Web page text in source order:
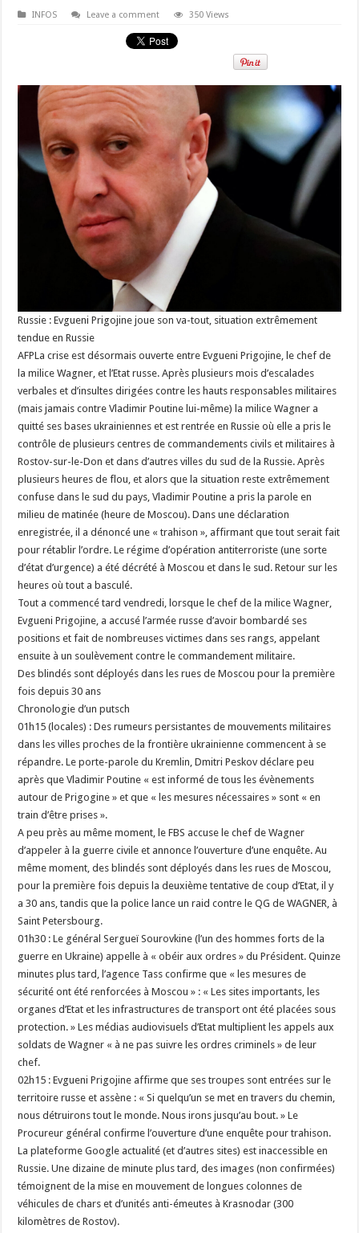
INFOS Leave a comment 350 Views
Russie : Evgueni Prigojine joue son va-tout, situation extrêmement
tendue en Russie
AFPLa crise est désormais ouverte entre Evgueni Prigojine, le chef de
la milice Wagner, et l’Etat russe. Après plusieurs mois d’escalades
verbales et d’insultes dirigées contre les hauts responsables militaires
(mais jamais contre Vladimir Poutine lui-même) la milice Wagner a
quitté ses bases ukrainiennes et est rentrée en Russie où elle a pris le
contrôle de plusieurs centres de commandements civils et militaires à
Rostov-sur-le-Don et dans d’autres villes du sud de la Russie. Après
plusieurs heures de flou, et alors que la situation reste extrêmement
confuse dans le sud du pays, Vladimir Poutine a pris la parole en
milieu de matinée (heure de Moscou). Dans une déclaration
enregistrée, il a dénoncé une « trahison », affirmant que tout serait fait
pour rétablir l’ordre. Le régime d’opération antiterroriste (une sorte
d’état d’urgence) a été décrété à Moscou et dans le sud. Retour sur les
heures où tout a basculé.
Tout a commencé tard vendredi, lorsque le chef de la milice Wagner,
Evgueni Prigojine, a accusé l’armée russe d’avoir bombardé ses
positions et fait de nombreuses victimes dans ses rangs, appelant
ensuite à un soulèvement contre le commandement militaire.
Des blindés sont déployés dans les rues de Moscou pour la première
fois depuis 30 ans
Chronologie d’un putsch
01h15 (locales) : Des rumeurs persistantes de mouvements militaires
dans les villes proches de la frontière ukrainienne commencent à se
répandre. Le porte-parole du Kremlin, Dmitri Peskov déclare peu
après que Vladimir Poutine « est informé de tous les évènements
autour de Prigogine » et que « les mesures nécessaires » sont « en
train d’être prises ».
A peu près au même moment, le FBS accuse le chef de Wagner
d’appeler à la guerre civile et annonce l’ouverture d’une enquête. Au
même moment, des blindés sont déployés dans les rues de Moscou,
pour la première fois depuis la deuxième tentative de coup d’Etat, il y
a 30 ans, tandis que la police lance un raid contre le QG de WAGNER, à
Saint Petersbourg.
01h30 : Le général Sergueï Sourovkine (l’un des hommes forts de la
guerre en Ukraine) appelle à « obéir aux ordres » du Président. Quinze
minutes plus tard, l’agence Tass confirme que « les mesures de
sécurité ont été renforcées à Moscou » : « Les sites importants, les
organes d’Etat et les infrastructures de transport ont été placées sous
protection. » Les médias audiovisuels d’Etat multiplient les appels aux
soldats de Wagner « à ne pas suivre les ordres criminels » de leur
chef.
02h15 : Evgueni Prigojine affirme que ses troupes sont entrées sur le
territoire russe et assène : « Si quelqu’un se met en travers du chemin,
nous détruirons tout le monde. Nous irons jusqu’au bout. » Le
Procureur général confirme l’ouverture d’une enquête pour trahison.
La plateforme Google actualité (et d’autres sites) est inaccessible en
Russie. Une dizaine de minute plus tard, des images (non confirmées)
témoignent de la mise en mouvement de longues colonnes de
véhicules de chars et d’unités anti-émeutes à Krasnodar (300
kilomètres de Rostov).